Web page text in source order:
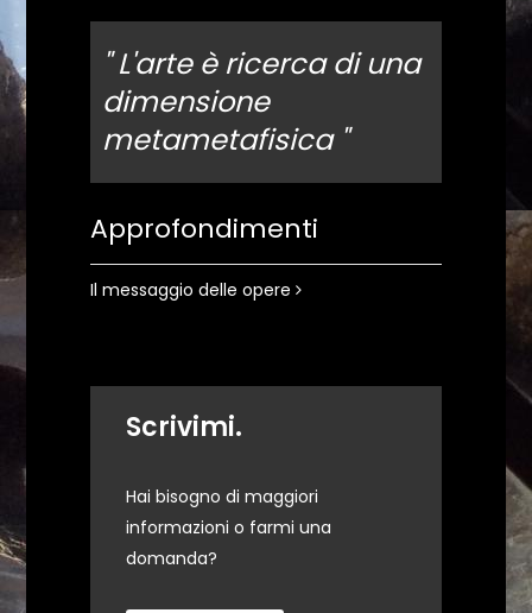
" L'arte è ricerca di una
dimensione
metametafisica "
Approfondimenti
Il messaggio delle opere
Scrivimi.
Hai bisogno di maggiori
informazioni o farmi una
domanda?